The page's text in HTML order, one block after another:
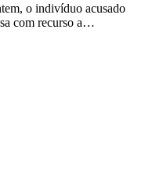
o indivíduo acusado
com recurso a…